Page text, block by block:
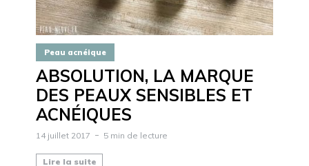
Peau acnéique
ABSOLUTION, LA MARQUE
DES PEAUX SENSIBLES ET
ACNÉIQUES
14 juillet 2017 5 min de lecture
Lire la suite